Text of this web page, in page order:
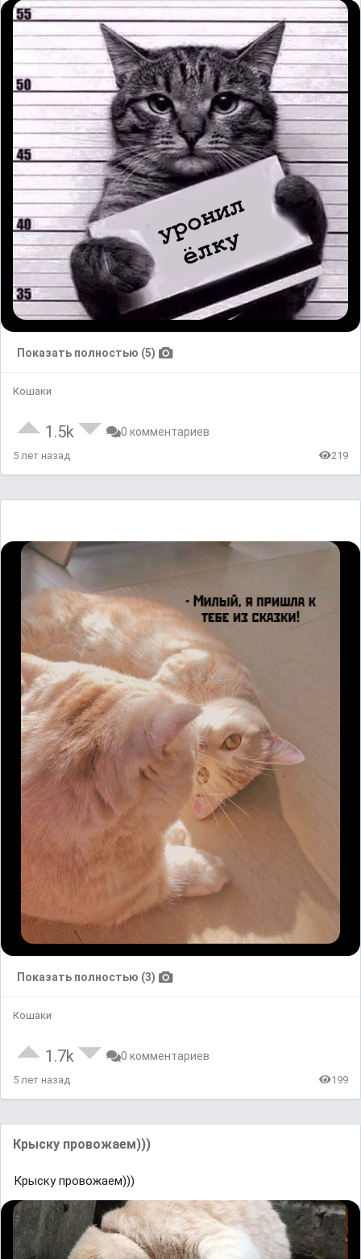
Показать полностью (5)
Кошаки
1.5k 0 комментариев
5 лет назад 219
Показать полностью (3)
Кошаки
1.7k 0 комментариев
5 лет назад 199
Крыску провожаем)))
Крыску провожаем)))